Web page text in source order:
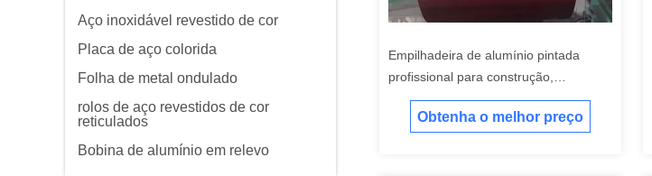
Aço inoxidável revestido de cor
Placa de aço colorida
Folha de metal ondulado
rolos de aço revestidos de cor
reticulados
Bobina de alumínio em relevo
Empilhadeira de alumínio pintada
profissional para construção,
manufatura e automóveis
Obtenha o melhor preço